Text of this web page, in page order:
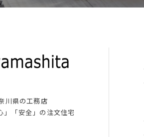
川県の⼯務店
」「安全」の注⽂住宅